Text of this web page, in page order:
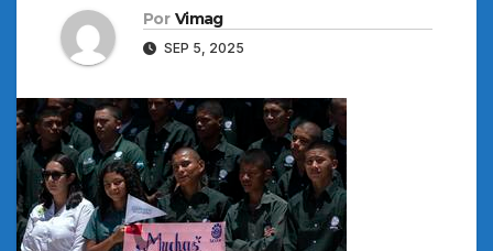
Por Vimag
SEP 5, 2025